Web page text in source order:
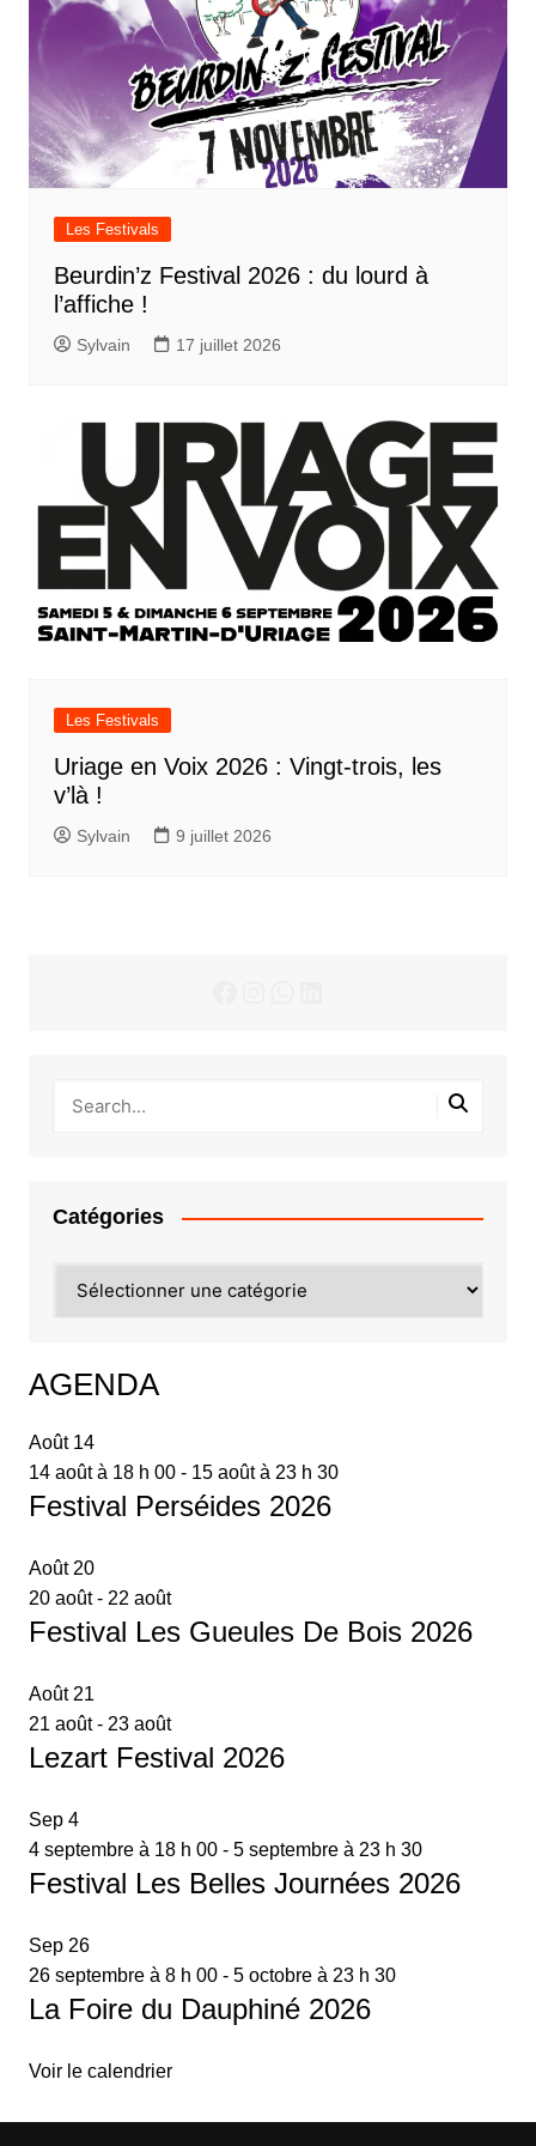
Les Festivals
Beurdin’z Festival 2026 : du lourd à
l’affiche !
Sylvain 17 juillet 2026
Les Festivals
Uriage en Voix 2026 : Vingt-trois, les
v’là !
Sylvain 9 juillet 2026
Catégories
AGENDA
Août 14
14 août à 18 h 00- 15 août à 23 h 30
Festival Perséides 2026
Août 20
20 août- 22 août
Festival Les Gueules De Bois 2026
Août 21
21 août- 23 août
Lezart Festival 2026
Sep 4
4 septembre à 18 h 00- 5 septembre à 23 h 30
Festival Les Belles Journées 2026
Sep 26
26 septembre à 8 h 00- 5 octobre à 23 h 30
La Foire du Dauphiné 2026
Voir le calendrier